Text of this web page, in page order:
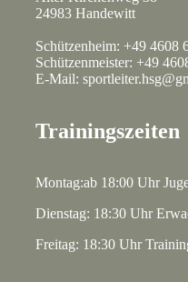
24983 Handewitt
Schützenheim: +49 4608
Schützenmeister: +49
E-Mail:
Trainingszeiten
Montag:ab 18:00 Uhr
Dienstag: 18:30 Uhr
Freitag: 18:30 Uhr